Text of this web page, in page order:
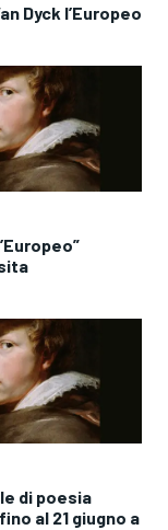
Dyck l’Europeo
di poesia
al 21 giugno a